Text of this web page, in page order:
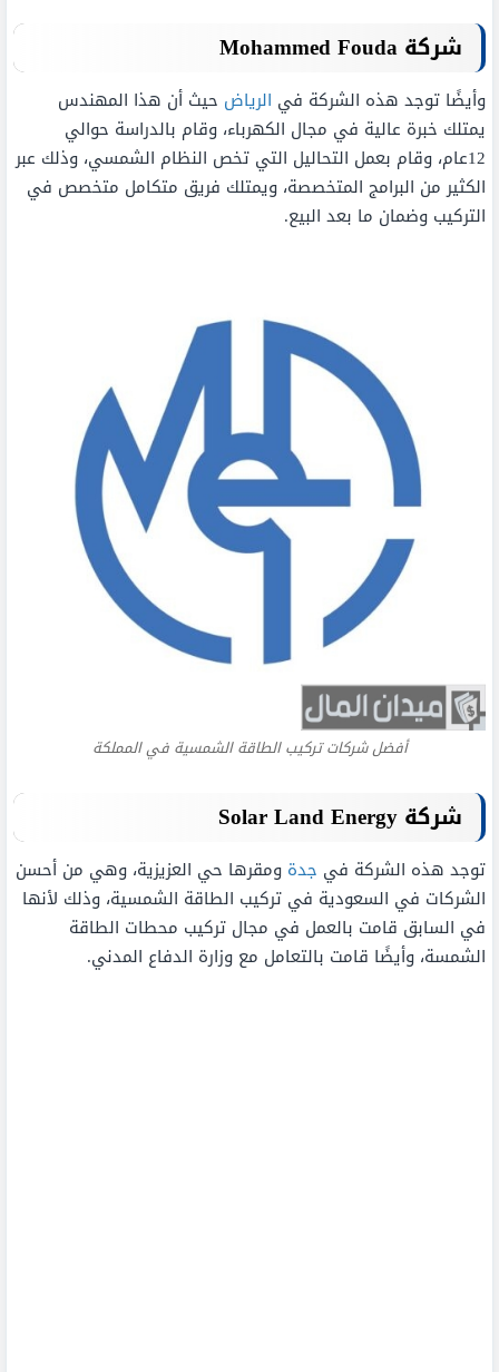
شركةMohammed Fouda
وأيضًا توجد هذه الشركة في الرياض حيث أن هذا المهندس
يمتلك خبرة عالية في مجال الكهرباء، وقام بالدراسة حوالي
12عام، وقام بعمل التحاليل التي تخص النظام الشمسي، وذلك عبر
الكثير من البرامج المتخصصة، ويمتلك فريق متكامل متخصص في
التركيب وضمان ما بعد البيع.
أفضل شركات تركيب الطاقة الشمسية في المملكة
شركةSolar Land Energy
توجد هذه الشركة في جدة ومقرها حي العزيزية، وهي من أحسن
الشركات في السعودية في تركيب الطاقة الشمسية، وذلك لأنها
في السابق قامت بالعمل في مجال تركيب محطات الطاقة
الشمسة، وأيضًا قامت بالتعامل مع وزارة الدفاع المدني.